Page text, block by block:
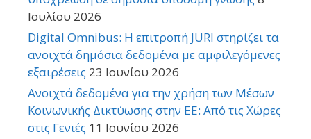
Ιουλίου 2026
Digital Omnibus: Η επιτροπή JURI στηρίζει τα
ανοιχτά δημόσια δεδομένα με αμφιλεγόμενες
εξαιρέσεις 23 Ιουνίου 2026
Ανοιχτά δεδομένα για την χρήση των Μέσων
Κοινωνικής Δικτύωσης στην ΕΕ: Από τις Χώρες
στις Γενιές 11 Ιουνίου 2026